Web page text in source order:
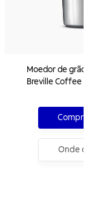
Moedor de
Breville Coffee
Onde